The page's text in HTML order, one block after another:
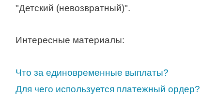
"Детский (невозвратный)".
Интересные материалы:
Что за единовременные выплаты?
Для чего используется платежный ордер?